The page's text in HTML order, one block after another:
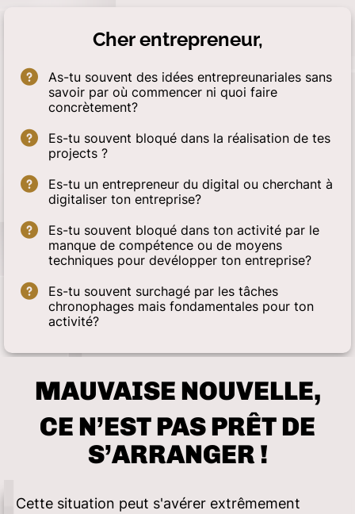
Cher entrepreneur,
As-tu souvent des idées entrepreunariales sans
savoir par où commencer ni quoi faire
concrètement?
Es-tu souvent bloqué dans la réalisation de tes
projects ?
Es-tu un entrepreneur du digital ou cherchant à
digitaliser ton entreprise?
Es-tu souvent bloqué dans ton activité par le
manque de compétence ou de moyens
techniques pour devélopper ton entreprise?
Es-tu souvent surchagé par les tâches
chronophages mais fondamentales pour ton
activité?
MAUVAISE NOUVELLE,
CE N’EST PAS PRÊT DE
S’ARRANGER !
Cette situation peut s'avérer extrêmement